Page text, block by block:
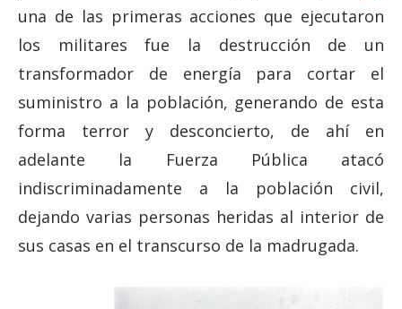
una de las primeras acciones que ejecutaron
los militares fue la destrucción de un
transformador de energía para cortar el
suministro a la población, generando de esta
forma terror y desconcierto, de ahí en
adelante la Fuerza Pública atacó
indiscriminadamente a la población civil,
dejando varias personas heridas al interior de
sus casas en el transcurso de la madrugada.